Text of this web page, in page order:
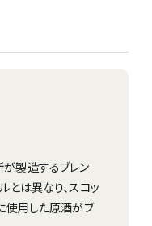
製造するブレン
とは異なり、スコッ
使用した原酒がブ